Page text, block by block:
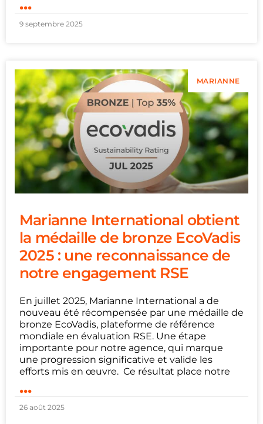
9 septembre 2025
MARIANNE
Marianne International obtient
la médaille de bronze EcoVadis
2025 : une reconnaissance de
notre engagement RSE
En juillet 2025, Marianne International a de
nouveau été récompensée par une médaille de
bronze EcoVadis, plateforme de référence
mondiale en évaluation RSE. Une étape
importante pour notre agence, qui marque
une progression significative et valide les
efforts mis en œuvre. Ce résultat place notre
...
26 août 2025